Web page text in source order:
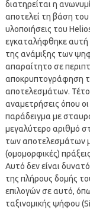
διατηρείται η
αποτελεί τη βάση
υλοποιήσεις του
εγκαταλήφθηκε αυτή
της ανάμιξης των
απαραίτητο σε
αποκρυπτογράφηση
αποτελεσμάτων.
αναμετρήσεις όπου
παράδειγμα με
μεγαλύτερο αριθμό
των αποτελεσμάτων
(ομομορφικές)
Αυτό δεν είναι
της πλήρους δομής
επιλογών σε αυτό,
ταξινομικής ψήφου